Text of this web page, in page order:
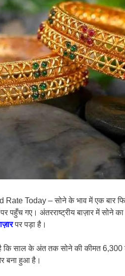
Rate Today – सोने के भाव में एक बार
गए। अंतरराष्ट्रीय बाज़ार में सोने का
पर पड़ा है।
है कि साल के अंत तक सोने की कीमत
बना हुआ है।